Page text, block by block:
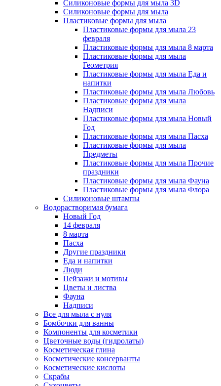
Силиконовые формы для мыла 3D
Силиконовые формы для мыла
Пластиковые формы для мыла
Пластиковые формы для мыла 23
февраля
Пластиковые формы для мыла 8 марта
Пластиковые формы для мыла
Геометрия
Пластиковые формы для мыла Еда и
напитки
Пластиковые формы для мыла Любовь
Пластиковые формы для мыла
Надписи
Пластиковые формы для мыла Новый
Год
Пластиковые формы для мыла Пасха
Пластиковые формы для мыла
Предметы
Пластиковые формы для мыла Прочие
праздники
Пластиковые формы для мыла Фауна
Пластиковые формы для мыла Флора
Силиконовые штампы
Водорастворимая бумага
Новый Год
14 февраля
8 марта
Пасха
Другие праздники
Еда и напитки
Люди
Пейзажи и мотивы
Цветы и листва
Фауна
Надписи
Все для мыла с нуля
Бомбочки для ванны
Компоненты для косметики
Цветочные воды (гидролаты)
Косметическая глина
Косметические консерванты
Косметические кислоты
Скрабы